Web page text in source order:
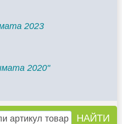
2023
2020"